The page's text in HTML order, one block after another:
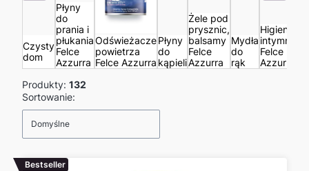
Czysty
dom
Płyny
do
prania i
płukania
Felce
Azzurra
Odświeżacze
powietrza
Felce Azzurra
Płyny
do
kąpieli
Żele pod
prysznic,
balsamy
Felce
Azzurra
Mydła
do
rąk
Higiena
intymna
Felce
Azzurra
Produkty: 132
Lista produktów
Sortowanie:
Domyślne
Bestseller